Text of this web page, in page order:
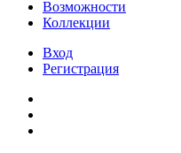
Возможности
Коллекции
Вход
Регистрация